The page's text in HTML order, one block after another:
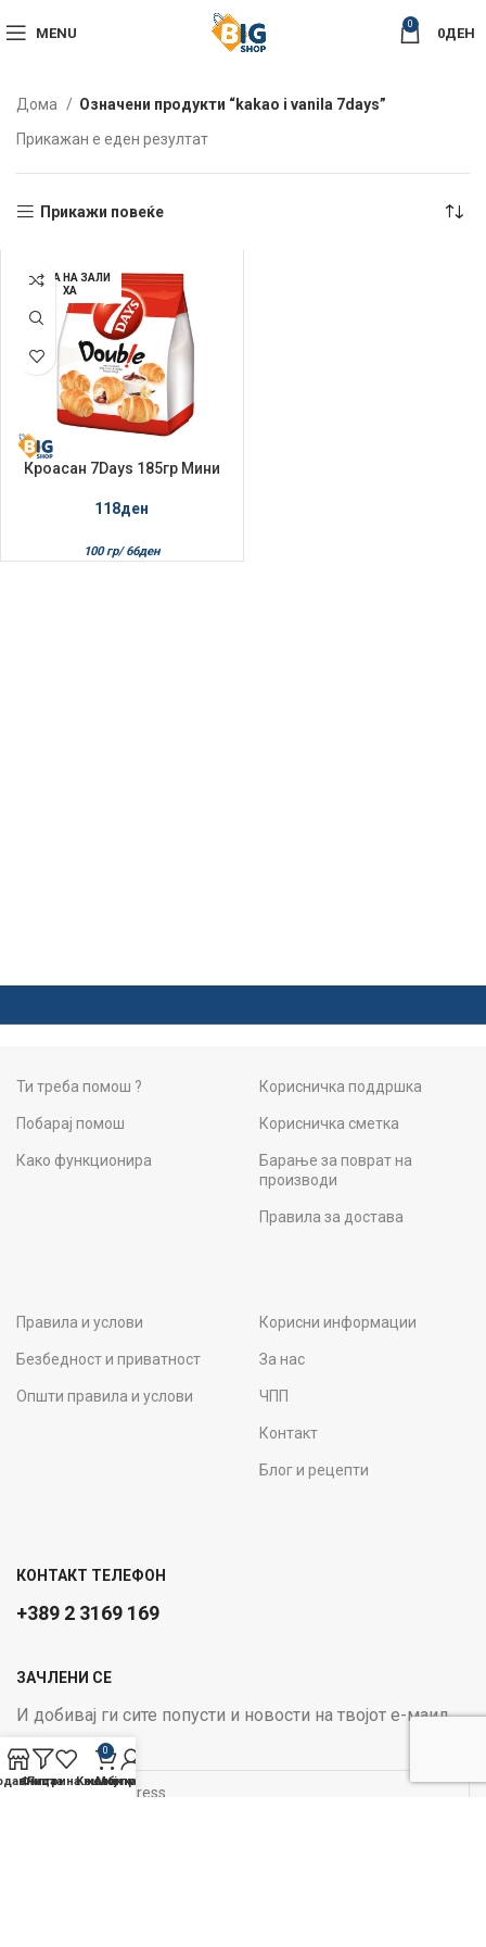
MENU
0
0ДЕН
Дома
Означени продукти “kakao i vanila 7days”
Прикажан е еден резултат
Прикажи повеќе
НЕМА НА ЗАЛИ
ХА
Кроасан 7Days 185гр Мини
118ден
100 гр/ 66ден
Ти треба помош ?
Побарај помош
Како функционира
Корисничка поддршка
Корисничка сметка
Барање за поврат на
производи
Правила за достава
Правила и услови
Безбедност и приватност
Општи правила и услови
Корисни информации
За нас
ЧПП
Контакт
Блог и рецепти
КОНТАКТ ТЕЛЕФОН
+389 2 3169 169
ЗАЧЛЕНИ СЕ
И добивај ги сите попусти и новости на твојот е-маил
Email address:
Филтри
Листа на желби
0
Кошничка
Мој профил